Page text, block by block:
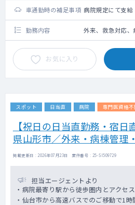
車通勤時の補足事項 病院規定にて支給
勤務内容 外来、救急対応、
お気に入り
スポット 日当直 病院 専門医資格不
【祝日の日当直勤務・宿日
県山形市／外来・病棟管理
掲載更新日 : 2026年07月23日 案件番号 : 25-SI509729
担当エージェントより
・病院最寄り駅から徒歩圏内とアクセ
・仙台市から高速バスでのご移動で1